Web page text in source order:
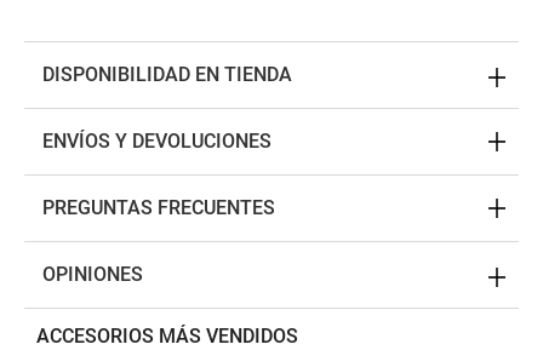
DISPONIBILIDAD EN TIENDA
ENVÍOS Y DEVOLUCIONES
PREGUNTAS FRECUENTES
OPINIONES
ACCESORIOS MÁS VENDIDOS